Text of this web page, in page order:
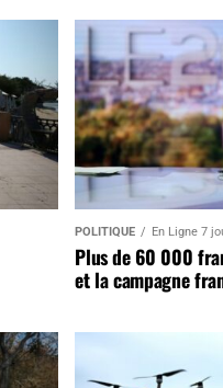
POLITIQUE En Ligne 7
Plus de 60 000
et la campagne